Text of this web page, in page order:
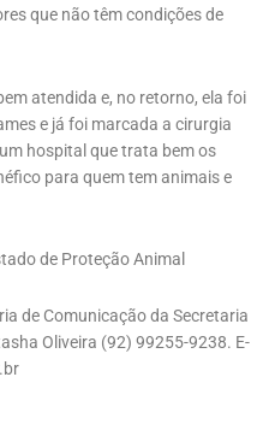
que não têm condições de
atendida e, no retorno, ela foi
e já foi marcada a cirurgia
hospital que trata bem os
para quem tem animais e
de Proteção Animal
de Comunicação da Secretaria
Oliveira (92) 99255-9238. E-